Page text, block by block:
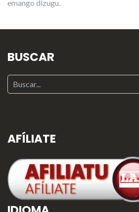
emango dizugu.
BUSCAR
AFÍLIATE